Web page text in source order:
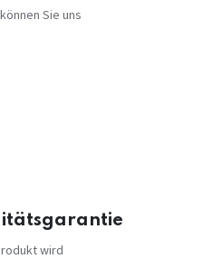
Sie uns
wird